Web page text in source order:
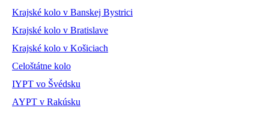
Krajské kolo v Banskej Bystrici
Krajské kolo v Bratislave
Krajské kolo v Košiciach
Celoštátne kolo
IYPT vo Švédsku
AYPT v Rakúsku